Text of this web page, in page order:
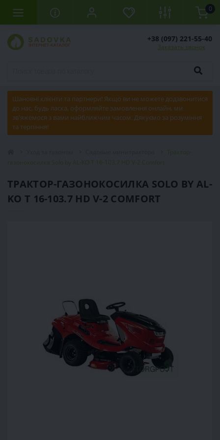
0
+38 (097) 221-55-40
Заказать звонок
Шановні клієнти та партнери! Якщо ви не можете додзвонитися
до нас, будь ласка, оформляйте замовлення онлайн, ми
зв'яжемося з вами найближчим часом. Дякуємо за розуміння
та терпіння!
Трактор-
газонокосилка Solo by AL-KO T 16-103.7 HD V-2 Comfort
ТРАКТОР-ГАЗОНОКОСИЛКА SOLO BY AL-
KO T 16-103.7 HD V-2 COMFORT